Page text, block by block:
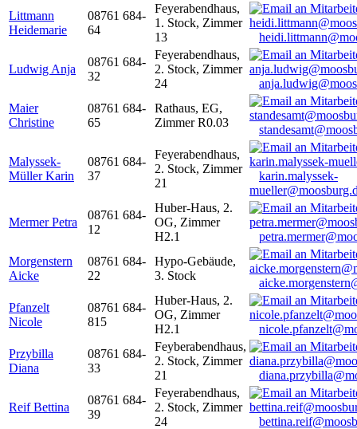
Littmann
Heidemarie
08761 684-
64
Feyerabendhaus,
1. Stock, Zimmer
13
Ludwig Anja
08761 684-
32
Feyerabendhaus,
2. Stock, Zimmer
24
Maier
Christine
08761 684-
65
Rathaus, EG,
Zimmer R0.03
Malyssek-
Müller Karin
08761 684-
37
Feyerabendhaus,
2. Stock, Zimmer
21
karin.malyssek-
Mermer Petra
08761 684-
12
Huber-Haus, 2.
OG, Zimmer
H2.1
Morgenstern
Aicke
08761 684-
22
Hypo-Gebäude,
3. Stock
Pfanzelt
Nicole
08761 684-
815
Huber-Haus, 2.
OG, Zimmer
H2.1
Przybilla
Diana
08761 684-
33
Feyberabendhaus,
2. Stock, Zimmer
21
Reif Bettina
08761 684-
39
Feyerabendhaus,
2. Stock, Zimmer
24